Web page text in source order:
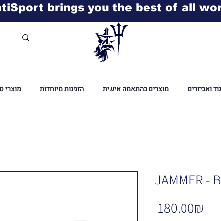
brings you the best of all
ואביזרים מוצרים בהתאמה אישית הזמנות מיוחדות מוצרי
JAMMER -
‏180.00 ‏₪